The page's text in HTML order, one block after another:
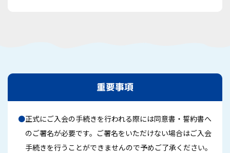
重要事項
●正式にご入会の手続きを行われる際には同意書・誓約書へ
のご署名が必要です。ご署名をいただけない場合はご入会
手続きを行うことができませんので予めご了承ください。